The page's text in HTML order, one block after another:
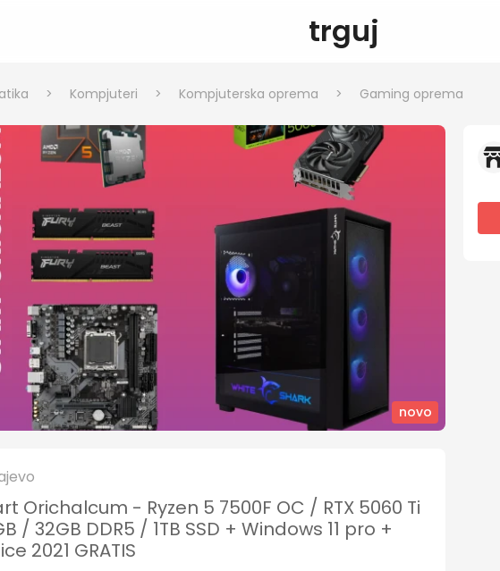
trguj
> Kompjuteri > Kompjuterska oprema > Gaming oprema
novo
Orichalcum - Ryzen 5 7500F OC / RTX 5060 Ti
/ 32GB DDR5 / 1TB SSD + Windows 11 pro +
2021 GRATIS